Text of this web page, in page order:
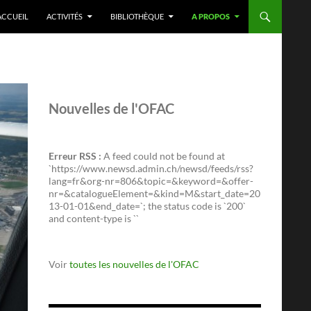
ACTIVITÉS BIBLIOTHÈQUE A PROPOS
Nouvelles de l'OFAC
Erreur RSS : A feed could not be found at
`https://www.newsd.admin.ch/newsd/feeds/rss?
lang=fr&org-nr=806&topic=&keyword=&offer-
nr=&catalogueElement=&kind=M&start_date=20
13-01-01&end_date=`; the status code is `200`
and content-type is ``
Voirtoutes les nouvelles de l'OFAC